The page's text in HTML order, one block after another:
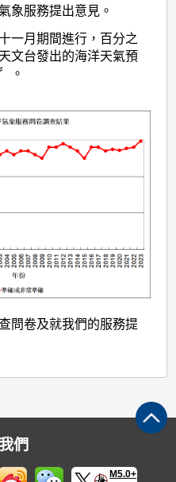
象服務提出意見。
一月期間進行，百分之
文台發出的海洋天氣預
。
問卷及就我們的服務提
們
M5.0+